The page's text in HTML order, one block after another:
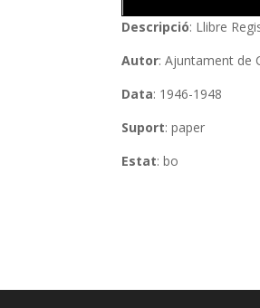
Descripció: Llibre
Autor: Ajuntament de
Data: 1946-1948
Suport: paper
Estat: bo